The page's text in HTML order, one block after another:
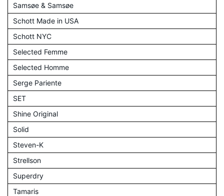
Samsøe & Samsøe
Schott Made in USA
Schott NYC
Selected Femme
Selected Homme
Serge Pariente
SET
Shine Original
Solid
Steven-K
Strellson
Superdry
Tamaris